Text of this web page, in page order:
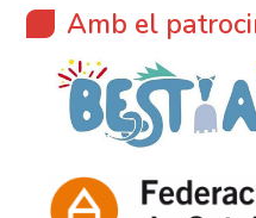
Amb el